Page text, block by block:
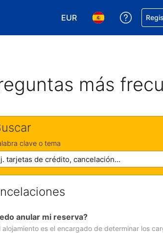
EUR
Elegir tu moneda. Tu
Elegir el idioma
más
clave o tema
anular mi reserva?
alojamiento es el encargado de determinar los